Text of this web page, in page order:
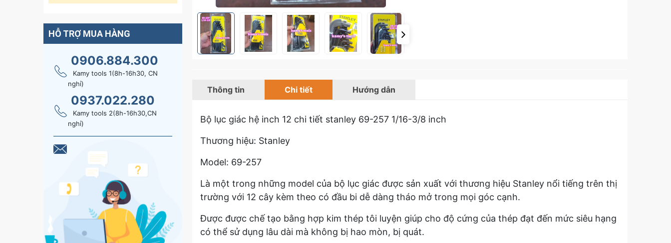
Thông tin Chi tiết Hướng dẫn
Bộ lục giác hệ inch 12 chi tiết stanley 69-257 1/16-3/8 inch
Thương hiệu: Stanley
Model: 69-257
Là một trong những model của bộ lục giác được sản xuất với thương hiệu Stanley nổi tiếng trên thị
trường với 12 cây kèm theo có đầu bi dễ dàng tháo mở trong mọi góc cạnh.
Được được chế tạo bằng hợp kim thép tôi luyện giúp cho độ cứng của thép đạt đến mức siêu hạng
có thể sử dụng lâu dài mà không bị hao mòn, bị quát.
HỖ TRỢ MUA HÀNG
0906.884.300
Kamy tools 1(8h-16h30, CN
nghỉ)
0937.022.280
Kamy tools 2(8h-16h30,CN
nghỉ)